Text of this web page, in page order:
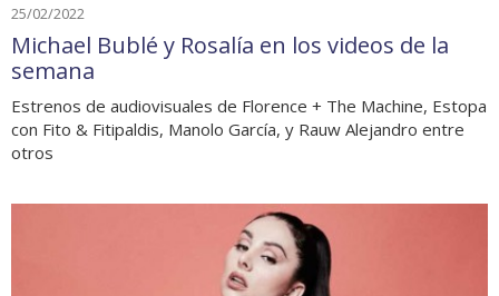
25/02/2022
Michael Bublé y Rosalía en los videos de la
semana
Estrenos de audiovisuales de Florence + The Machine, Estopa
con Fito & Fitipaldis, Manolo García, y Rauw Alejandro entre
otros